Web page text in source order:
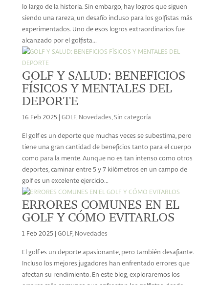
lo largo de la historia. Sin embargo, hay logros que siguen
siendo una rareza, un desafío incluso para los golfistas más
experimentados. Uno de esos logros extraordinarios fue
alcanzado por el golfista...
GOLF Y SALUD: BENEFICIOS
FÍSICOS Y MENTALES DEL
DEPORTE
16 Feb 2025 GOLF, Novedades, Sin categoría
El golf es un deporte que muchas veces se subestima, pero
tiene una gran cantidad de beneficios tanto para el cuerpo
como para la mente. Aunque no es tan intenso como otros
deportes, caminar entre 5 y 7 kilómetros en un campo de
golf es un excelente ejercicio...
ERRORES COMUNES EN EL
GOLF Y CÓMO EVITARLOS
1 Feb 2025 GOLF, Novedades
El golf es un deporte apasionante, pero también desafiante.
Incluso los mejores jugadores han enfrentado errores que
afectan su rendimiento. En este blog, exploraremos los